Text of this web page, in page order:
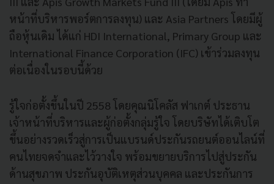
หน้าที่บริหารพอร์ตการลงทุน) และ Asia Partners โดยมีผู้
ถือหุ้นเดิม ได้แก่ HDI International, Primary Group และ
International Finance Corporation (IFC) เข้าร่วมลงทุน
ต่อเนื่องในรอบนี้ด้วย
รู้ใจก่อตั้งขึ้นในปี 2558 โดยคุณนิโคลัส ฟาเกต์ ประธาน
เจ้าหน้าที่บริหารและผู้ก่อตั้งกลุ่มรู้ใจ โดยบริษัทได้เติบโต
ขึ้นอย่างรวดเร็วสู่การเป็นแบรนด์ประกันรถยนต์ออนไลน์ที่
คนไทยจดจำและไว้วางใจ พร้อมขยายบริการไปสู่ประกัน
ด้านสุขภาพ ประกันอุบัติเหตุส่วนบุคคล และประกันการ